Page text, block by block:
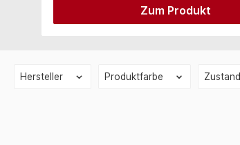
Zum Produkt
Hersteller Produktfarbe Zustand